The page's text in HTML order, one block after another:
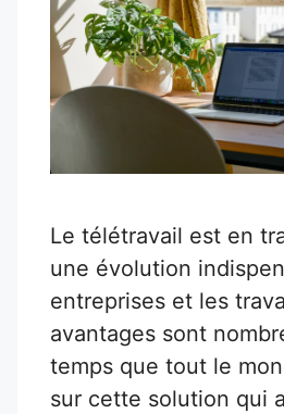
Le télétravail est en
une évolution
entreprises et les
avantages sont
temps que tout le
sur cette solution qui